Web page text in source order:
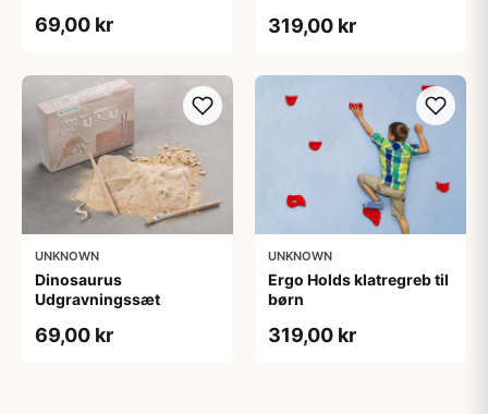
69,00 kr 319,00 kr
UNKNOWN
Dinosaurus
Udgravningssæt
69,00 kr
UNKNOWN
Ergo Holds klatregreb til
børn
319,00 kr